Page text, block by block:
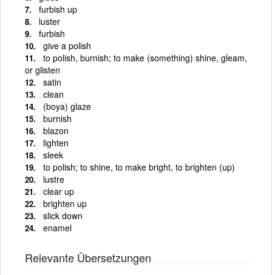
furbish up
luster
furbish
give a polish
to polish, burnish; to make (something) shine, gleam,
or glisten
satin
clean
(boya) glaze
burnish
blazon
lighten
sleek
to polish; to shine, to make bright, to brighten (up)
lustre
clear up
brighten up
slick down
enamel
Relevante Übersetzungen